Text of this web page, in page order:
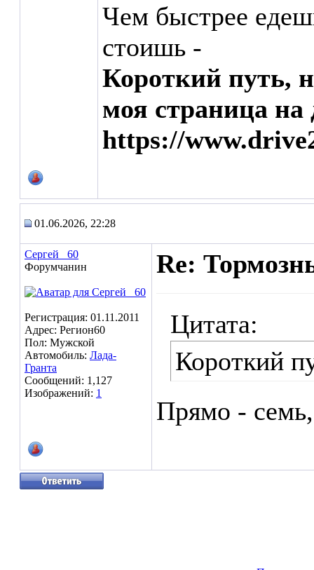
Чем быстрее
стоишь -
Короткий путь,
моя страница на
https://
01.06.2026, 22:28
Сергей _60
Форумчанин
Регистрация: 01.11.2011
Адрес: Регион60
Пол: Мужской
Автомобиль: Лада-
Гранта
Сообщений: 1,127
Изображений: 1
Re:
Цитата:
Короткий
Прямо -